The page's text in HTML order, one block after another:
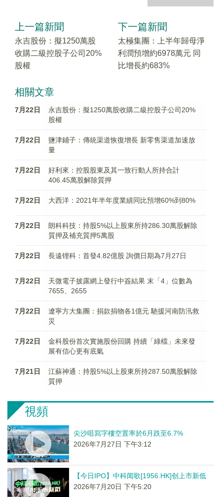
上一篇新聞
永吉股份：擬1250萬股
收購二級控股子公司20%
股權
下一篇新聞
太極集團：上半年歸母淨
利潤預增約6978萬元 同
比增長約683%
相關文章
7月22日
永吉股份：擬1250萬股收購二級控股子公司20%
股權
7月22日
鹽津鋪子：傳統渠道恢復增長 新零售渠道加速放
量
7月22日
好利來：控股股東及其一致行動人所持合計
406.45萬股解除質押
7月22日 大西洋：2021年半年度業績同比預增60%到80%
7月22日
朗科科技：持股5%以上股東所持286.30萬股解除
質押及補充質押5萬股
7月22日 長遠锂科：首發4.82億股 詢價日期為7月27日
7月22日
天微電子披露網上發行中簽結果 末「4」位數為
7655、2655
7月22日
遼寧方大集團：捐款捐物各1億元 馳援河南防汛救
災
7月22日
金科股份首次實施股份回購 持續「綠檔」未來發
展有信心更有底氣
7月21日
江蘇神通：持股5%以上股東所持287.50萬股解除
質押
視頻
尖沙咀寫字樓空置率於6月跌至6.7%
2026年7月27日 下午3:12
【今日IPO】中科闻歌[1956.HK]创上市新低
2026年7月20日 下午5:20